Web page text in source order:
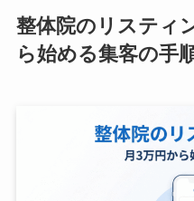
整体院のリスティ
ら始める集客の手